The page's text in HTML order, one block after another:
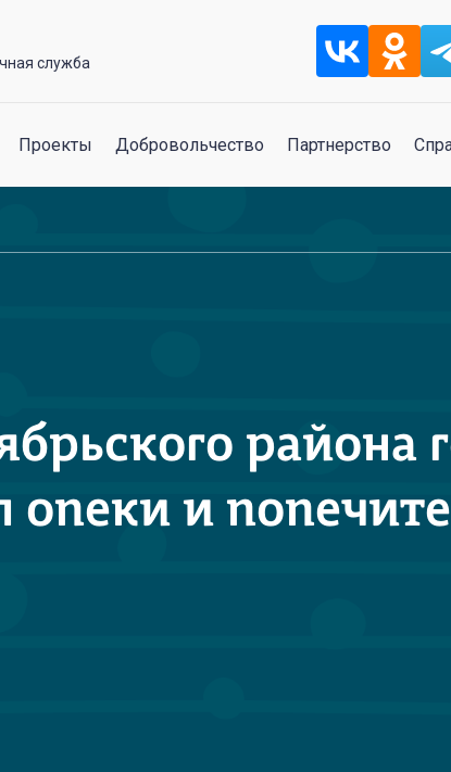
служба
Проекты Добровольчество Партнерство
района
и